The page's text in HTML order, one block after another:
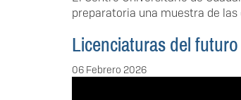
preparatoria una muestra de
Licenciaturas del
06 Febrero 2026